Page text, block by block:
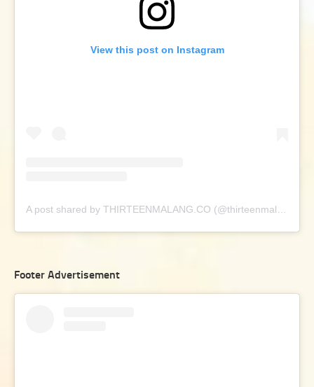
View this post on Instagram
A post shared by THIRTEENMALANG.CO (@thirteenmalang.co)
Footer Advertisement